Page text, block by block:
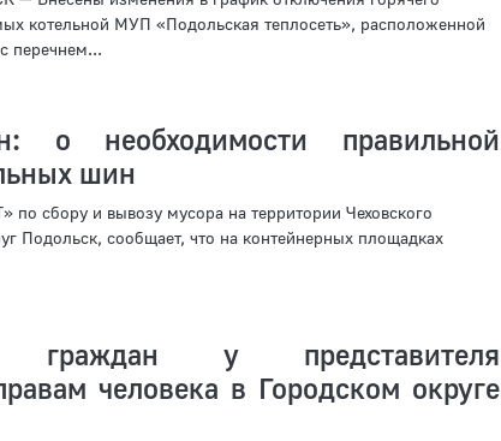
котельной МУП «Подольская теплосеть», расположенной
перечнем...
о необходимости правильной
шин
сбору и вывозу мусора на территории Чеховского
Подольск, сообщает, что на контейнерных площадках
граждан у представителя
человека в Городском округе